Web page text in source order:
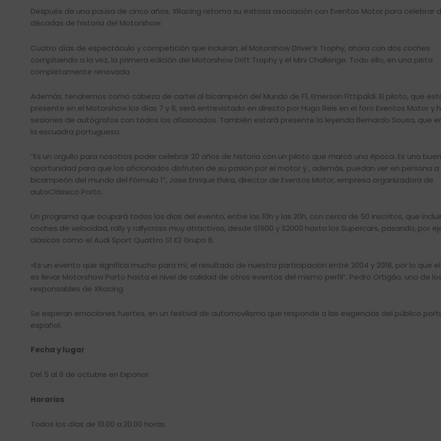
Después de una pausa de cinco años, XRacing retoma su exitosa asociación con Eventos Motor para celebrar
décadas de historia del Motorshow.
Cuatro días de espectáculo y competición que incluirán; el Motorshow Driver’s Trophy, ahora con dos coches
compitiendo a la vez, la primera edición del Motorshow Drift Trophy y el Mini Challenge. Todo ello, en una pista
completamente renovada.
Además, tendremos como cabeza de cartel al bicampeón del Mundo de F1, Emerson Fittipaldi. El piloto, que
presente en el Motorshow los días 7 y 8, será entrevistado en directo por Hugo Reis en el foro Eventos Motor y
sesiones de autógrafos con todos los aficionados. También estará presente la leyenda Bernardo Sousa, que
la escuadra portuguesa.
“Es un orgullo para nosotros poder celebrar 20 años de historia con un piloto que marcó una época. Es una
oportunidad para que los aficionados disfruten de su pasión por el motor y , además, puedan ver en persona a
bicampeón del mundo del Fórmula 1”, Jose Enrique Elvira, director de Eventos Motor, empresa organizadora de
autoClássico Porto.
Un programa que ocupará todos los días del evento, entre las 10h y las 20h, con cerca de 50 inscritos, que
coches de velocidad, rally y rallycross muy atractivos, desde S1600 y S2000 hasta los Supercars, pasando, por
clásicos como el Audi Sport Quattro S1 E2 Grupo B.
«Es un evento que significa mucho para mí, el resultado de nuestra participación entre 2004 y 2018, por lo que
es llevar Motorshow Porto hasta el nivel de calidad de otros eventos del mismo perfil”, Pedro Ortigão, uno de
responsables de XRacing.
Se esperan emociones fuertes, en un festival de automovilismo que responde a las exigencias del público
español.
Fecha y lugar
Del 5 al 8 de octubre en Exponor.
Horarios
Todos los días de 10.00 a 20.00 horas.